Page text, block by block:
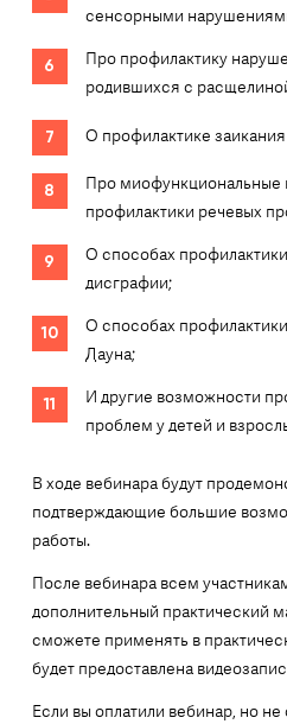
сенсорными
Про профилактику
родившихся с
О профилактике
Про
профилактики речевых
О способах
дисграфии;
О способах
Дауна;
И другие возможности
проблем у детей и
В ходе вебинара будут
подтверждающие большие
работы.
После вебинара всем
дополнительный практический
сможете применять в
будет предоставлена
Если вы оплатили вебинар, но не